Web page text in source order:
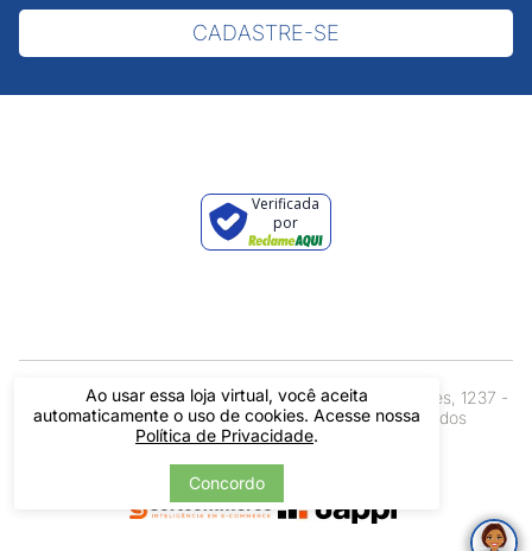
Ao usar essa loja virtual, você aceita
automaticamente o uso de cookies. Acesse nossa
Política de Privacidade.
Concordo
CADASTRE-SE
Verificada
por
Pintos LTDA - 06.837.645/0001-60 - Rua Álvaro Mendes, 1237 -
Centro - Teresina/ PI - Todos os Direitos Reservados
Desenvolvido por: